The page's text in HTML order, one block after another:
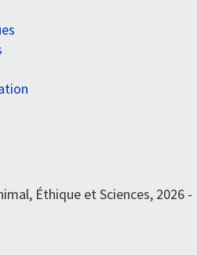
Éthique et Sciences, 2026 -